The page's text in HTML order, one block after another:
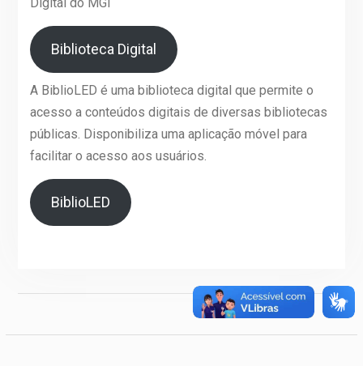
Biblioteca Digital
A BiblioLED é uma biblioteca digital que permite o
acesso a conteúdos digitais de diversas bibliotecas
públicas. Disponibiliza uma aplicação móvel para
facilitar o acesso aos usuários.
BiblioLED